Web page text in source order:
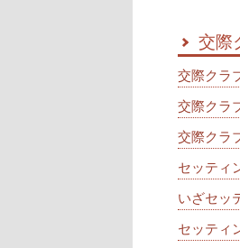
交際
交際クラ
交際クラ
交際クラ
セッティ
いざセッ
セッティ